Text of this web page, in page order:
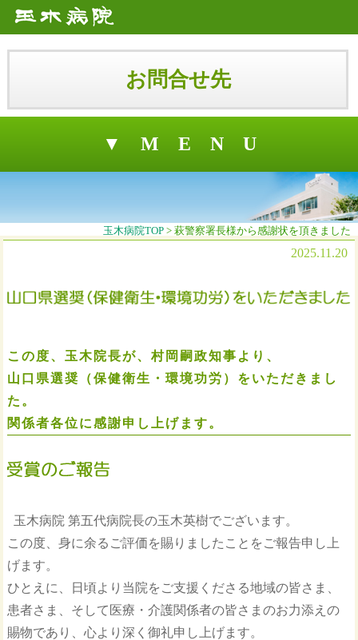
お問合せ先
▼ M E N U
玉木病院TOP 萩警察署長様から感謝状を頂きました
2025.11.20
この度、玉木院長が、村岡嗣政知事より、
山口県選奨（保健衛生・環境功労）をいただきまし
た。
関係者各位に感謝申し上げます。
玉木病院 第五代病院長の玉木英樹でございます。
この度、身に余るご評価を賜りましたことをご報告申し上
げます。
ひとえに、日頃より当院をご支援くださる地域の皆さま、
患者さま、そして医療・介護関係者の皆さまのお力添えの
賜物であり、心より深く御礼申し上げます。